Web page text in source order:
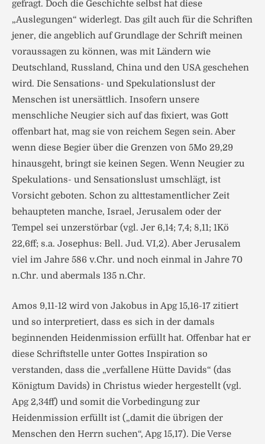
gefragt. Doch die Geschichte selbst hat diese
„Auslegungen“ widerlegt. Das gilt auch für die Schriften
jener, die angeblich auf Grundlage der Schrift meinen
voraussagen zu können, was mit Ländern wie
Deutschland, Russland, China und den USA geschehen
wird. Die Sensations- und Spekulationslust der
Menschen ist unersättlich. Insofern unsere
menschliche Neugier sich auf das fixiert, was Gott
offenbart hat, mag sie von reichem Segen sein. Aber
wenn diese Begier über die Grenzen von 5Mo 29,29
hinausgeht, bringt sie keinen Segen. Wenn Neugier zu
Spekulations- und Sensationslust umschlägt, ist
Vorsicht geboten. Schon zu alttestamentlicher Zeit
behaupteten manche, Israel, Jerusalem oder der
Tempel sei unzerstörbar (vgl. Jer 6,14; 7,4; 8,11; 1Kö
22,6ff; s.a. Josephus: Bell. Jud. VI,2). Aber Jerusalem
viel im Jahre 586 v.Chr. und noch einmal in Jahre 70
n.Chr. und abermals 135 n.Chr.
Amos 9,11-12 wird von Jakobus in Apg 15,16-17 zitiert
und so interpretiert, dass es sich in der damals
beginnenden Heidenmission erfüllt hat. Offenbar hat er
diese Schriftstelle unter Gottes Inspiration so
verstanden, dass die „verfallene Hütte Davids“ (das
Königtum Davids) in Christus wieder hergestellt (vgl.
Apg 2,34ff) und somit die Vorbedingung zur
Heidenmission erfüllt ist („damit die übrigen der
Menschen den Herrn suchen“, Apg 15,17). Die Verse